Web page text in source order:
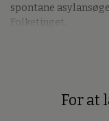
spontane
Folketinget.
For at